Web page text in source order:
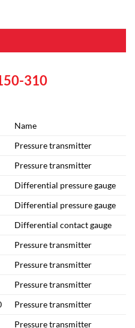
310
Name
Pressure transmitter
Pressure transmitter
Differential pressure gauge
Differential pressure gauge
Differential contact gauge
Pressure transmitter
Pressure transmitter
Pressure transmitter
Pressure transmitter
Pressure transmitter